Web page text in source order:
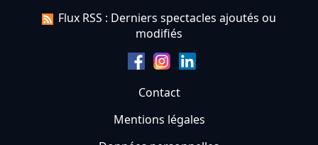
Flux RSS : Derniers spectacles ajoutés ou
modifiés
Contact
Mentions légales